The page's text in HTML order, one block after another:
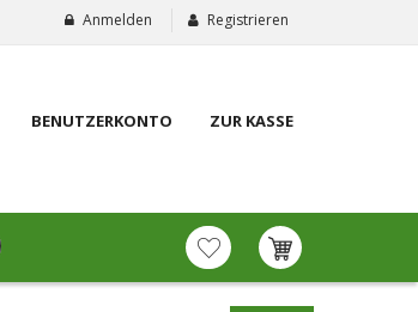
Anmelden Registrieren
BENUTZERKONTO ZUR KASSE